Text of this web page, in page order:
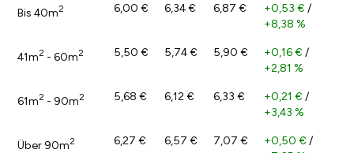
Bis 40m2 6,00 € 6,34 € 6,87 € +0,53 € /
+8,38 %
41m2 - 60m2 5,50 € 5,74 € 5,90 € +0,16 € /
+2,81 %
61m2 - 90m2 5,68 € 6,12 € 6,33 € +0,21 € /
+3,43 %
Über 90m2 6,27 € 6,57 € 7,07 € +0,50 € /